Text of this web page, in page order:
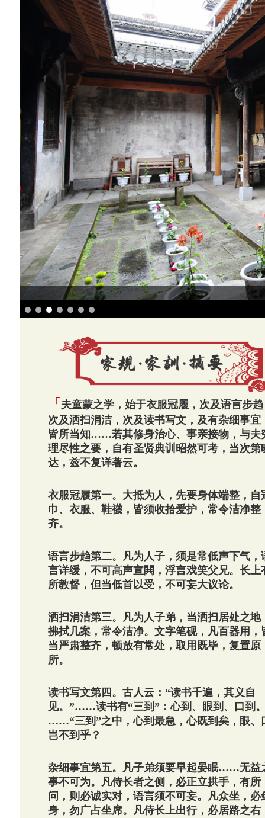
「 夫童蒙之学，始于衣服冠履，次及语言步
次及洒扫涓洁，次及读书写文，及有杂细事宜
皆所当知……若其修身治心、事亲接物，与夫
理尽性之要，自有圣贤典训昭然可考，当次第
达，兹不复详著云。
衣服冠履第一。大抵为人，先要身体端整，自
巾、衣服、鞋襪，皆须收拾爱护，常令洁净整
齐。
语言步趋第二。凡为人子，须是常低声下气，
言详缓，不可高声宣閧，浮言戏笑父兄。长上
所教督，但当低首以受，不可妄大议论。
洒扫涓洁第三。凡为人子弟，当洒扫居处之地
拂拭几案，常令洁净。文字笔砚，凡百器用，
当严肃整齐，顿放有常处，取用既毕，复置原
所。
读书写文第四。古人云：“读书千遍，其义自
见。”……读书有“三到”：心到、眼到、口到
……“三到”之中，心到最急，心既到矣，眼、
岂不到乎？
杂细事宜第五。凡子弟须要早起晏眠……无益
事不可为。凡侍长者之侧，必正立拱手，有所
问，则必诚实对，语言须不可妄。凡众坐，必
身，勿广占坐席。凡侍长上出行，必居路之右